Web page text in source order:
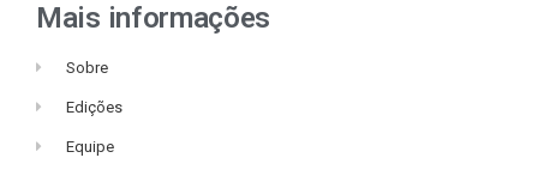
Mais informações
Sobre
Edições
Equipe